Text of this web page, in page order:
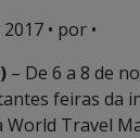
• por •
– De 6 a 8 de
feiras da
Travel